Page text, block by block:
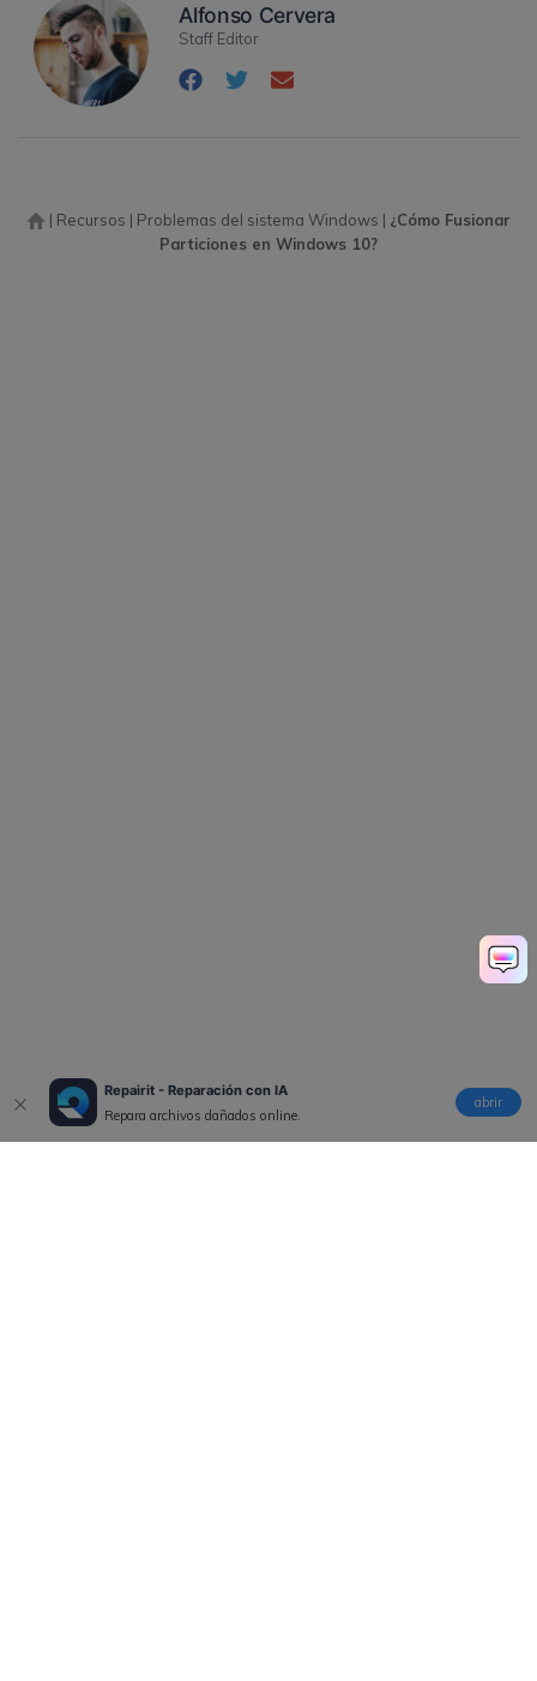
Repairit - Reparación con IA
Repara archivos dañados online.
abrir
Alfonso Cervera
Staff Editor
| Recursos | Problemas del sistema Windows | ¿Cómo Fusionar
Particiones en Windows 10?